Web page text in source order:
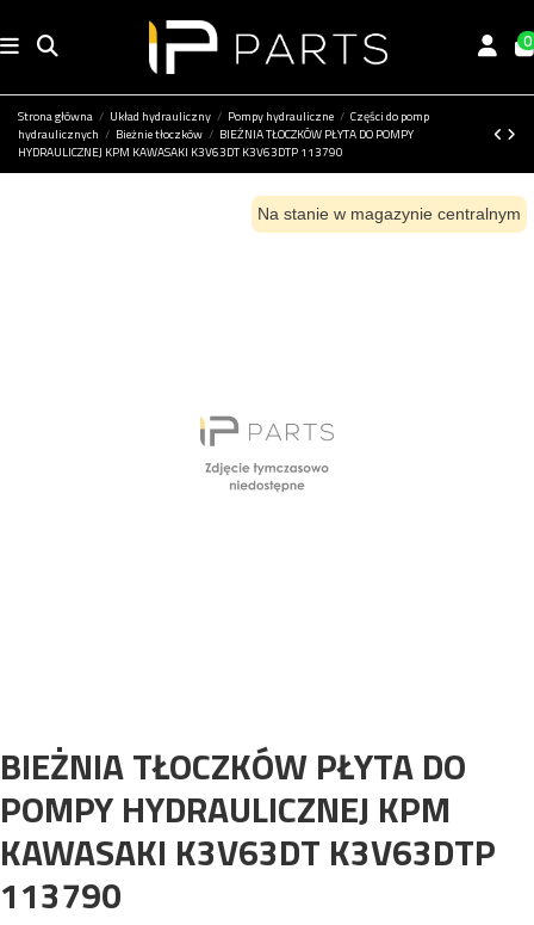
0
Strona główna Układ hydrauliczny Pompy hydrauliczne
Części do pomp
hydraulicznych
Bieżnie tłoczków
BIEŻNIA TŁOCZKÓW PŁYTA DO POMPY
HYDRAULICZNEJ KPM KAWASAKI K3V63DT K3V63DTP 113790
Na stanie w magazynie centralnym
BIEŻNIA TŁOCZKÓW PŁYTA DO
POMPY HYDRAULICZNEJ KPM
KAWASAKI K3V63DT K3V63DTP
113790